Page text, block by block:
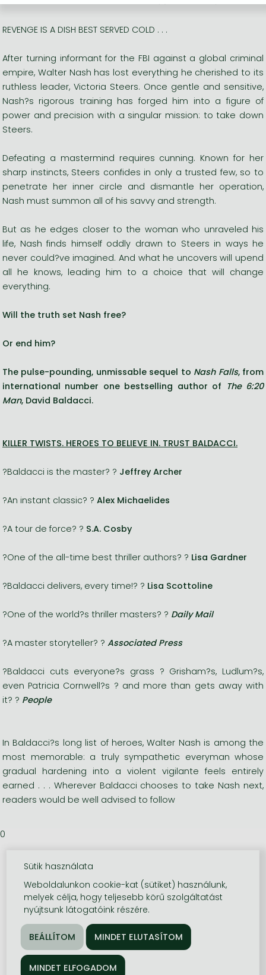
REVENGE IS A DISH BEST SERVED COLD . . .
After turning informant for the FBI against a global criminal
empire, Walter Nash has lost everything he cherished to its
ruthless leader, Victoria Steers. Once gentle and sensitive,
Nash?s rigorous training has forged him into a figure of
power and precision with a singular mission: to take down
Steers.
Defeating a mastermind requires cunning. Known for her
sharp instincts, Steers confides in only a trusted few, so to
penetrate her inner circle and dismantle her operation,
Nash must summon all of his savvy and strength.
But as he edges closer to the woman who unraveled his
life, Nash finds himself oddly drawn to Steers in ways he
never could?ve imagined. And what he uncovers will upend
all he knows, leading him to a choice that will change
everything.
Will the truth set Nash free?
Or end him?
The pulse-pounding, unmissable sequel to Nash Falls, from
international number one bestselling author of The 6:20
Man, David Baldacci.
KILLER TWISTS. HEROES TO BELIEVE IN. TRUST BALDACCI.
?Baldacci is the master? ? Jeffrey Archer
?An instant classic? ? Alex Michaelides
?A tour de force? ? S.A. Cosby
?One of the all-time best thriller authors? ? Lisa Gardner
?Baldacci delivers, every time!? ? Lisa Scottoline
?One of the world?s thriller masters? ? Daily Mail
?A master storyteller? ? Associated Press
?Baldacci cuts everyone?s grass ? Grisham?s, Ludlum?s,
even Patricia Cornwell?s ? and more than gets away with
it? ? People
In Baldacci?s long list of heroes, Walter Nash is among the
most memorable: a truly sympathetic everyman whose
gradual hardening into a violent vigilante feels entirely
earned . . . Wherever Baldacci chooses to take Nash next,
readers would be well advised to follow
0
Sütik használata
Weboldalunkon cookie-kat (sütiket) használunk,
melyek célja, hogy teljesebb körű szolgáltatást
nyújtsunk látogatóink részére.